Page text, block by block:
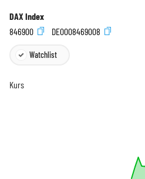
DAX Index
846900
DE0008469008
Watchlist
Kurs